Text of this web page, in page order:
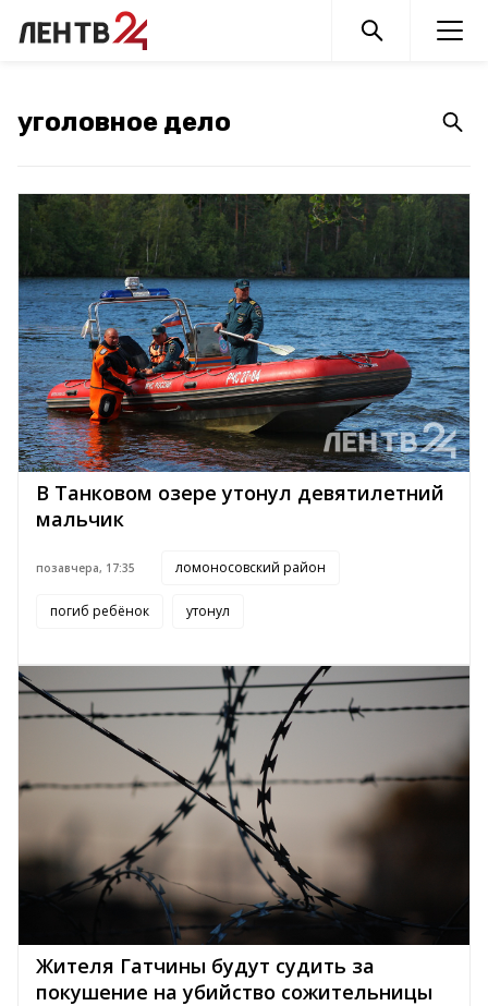
В Танковом озере утонул девятилетний
мальчик
позавчера, 17:35 ломоносовский район
погиб ребёнок утонул
Жителя Гатчины будут судить за
покушение на убийство сожительницы